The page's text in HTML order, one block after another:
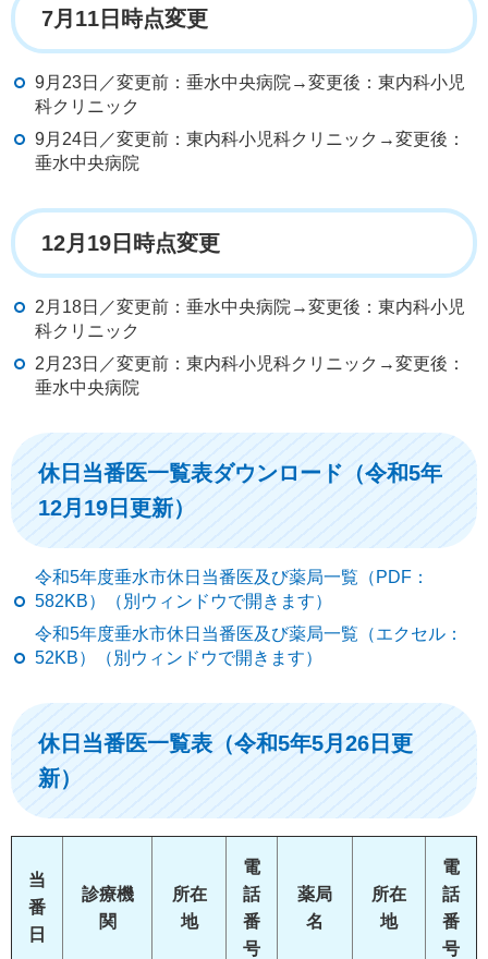
7月11日時点変更
9月23日／変更前：垂水中央病院→変更後：東内科小児
科クリニック
9月24日／変更前：東内科小児科クリニック→変更後：
垂水中央病院
12月19日時点変更
2月18日／変更前：垂水中央病院→変更後：東内科小児
科クリニック
2月23日／変更前：東内科小児科クリニック→変更後：
垂水中央病院
休日当番医一覧表ダウンロード（令和5年
12月19日更新）
令和5年度垂水市休日当番医及び薬局一覧（PDF：
582KB）（別ウィンドウで開きます）
令和5年度垂水市休日当番医及び薬局一覧（エクセル：
52KB）（別ウィンドウで開きます）
休日当番医一覧表（令和5年5月26日更
新）
当
番
日
診療機
関
所在
地
電
話
番
号
薬局
名
所在
地
電
話
番
号